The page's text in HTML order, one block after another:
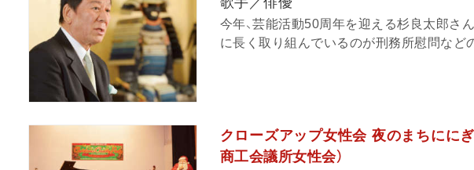
今年、芸能活動50周年を迎える杉良太郎さ
に長く取り組んでいるのが刑務所慰問など
クローズアップ女性会 夜のまちにに
商工会議所女性会）